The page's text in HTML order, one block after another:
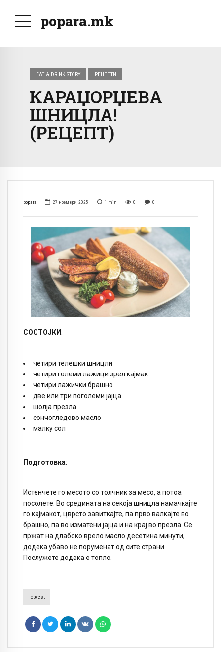
popara.mk
EAT & DRINK STORY РЕЦЕПТИ
КАРАЏОРЏЕВА
ШНИЦЛА!
(РЕЦЕПТ)
popara 27 ноември, 2025 1 min 0 0
СОСТОЈКИ:
четири телешки шницли
четири големи лажици зрел кајмак
четири лажички брашно
две или три поголеми јајца
шолја презла
сончогледово масло
малку сол
Подготовка:
Истенчете го месото со толчник за месо, а потоа
посолете. Во средината на секоја шницла намачкајте
го кајмакот, цврсто завиткајте, па прво валкајте во
брашно, па во изматени јајца и на крај во презла. Се
пржат на длабоко врело масло десетина минути,
додека убаво не поруменат од сите страни.
Послужете додека е топло.
Topvest